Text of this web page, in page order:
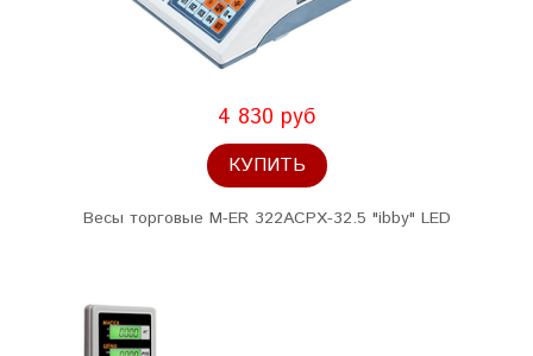
4 830 руб
КУПИТЬ
Весы торговые M-ER 322ACPX-32.5 "ibby" LED